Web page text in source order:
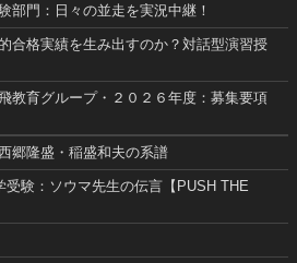
部門：日々の並走を実況中継！
合格実績を生み出すのか？対話型演習授
教育グループ・２０２６年度：募集要項
郷隆盛・稲盛和夫の系譜
受験：ソウマ先生の伝言【PUSH THE